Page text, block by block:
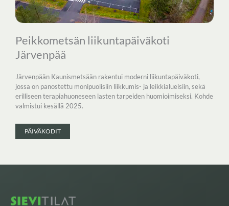
Peikkometsän liikuntapäiväkoti
Järvenpää
Järvenpään Kaunismetsään rakentui moderni liikuntapäiväkoti,
jossa on panostettu monipuolisiin liikkumis- ja leikkialueisiin, sekä
erilliseen terapiahuoneseen lasten tarpeiden huomioimiseksi. Kohde
valmistui kesällä 2025.
PÄIVÄKODIT